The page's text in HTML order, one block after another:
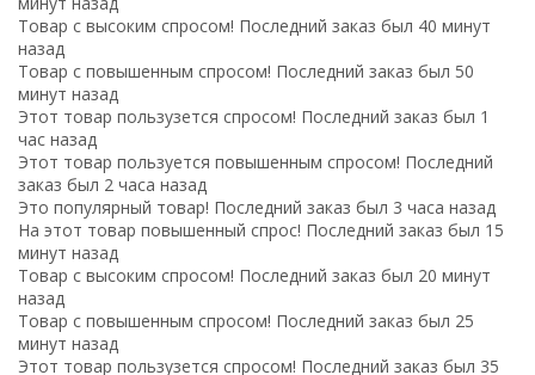
Товар с высоким спросом! Последний заказ был 40 минут
назад
Товар с повышенным спросом! Последний заказ был 50
минут назад
Этот товар пользузется спросом! Последний заказ был 1
час назад
Этот товар пользуется повышенным спросом! Последний
заказ был 2 часа назад
Это популярный товар! Последний заказ был 3 часа назад
На этот товар повышенный спрос! Последний заказ был 15
минут назад
Товар с высоким спросом! Последний заказ был 20 минут
назад
Товар с повышенным спросом! Последний заказ был 25
минут назад
Этот товар пользузется спросом! Последний заказ был 35